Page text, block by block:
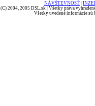
NÁVŠTEVNOSŤ
(C) 2004, 2005 DSL.sk | Všetky práva
Všetky uvedené informácie sú